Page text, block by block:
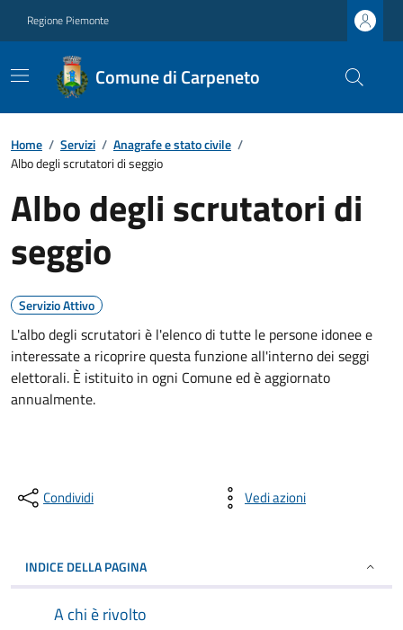
Regione Piemonte
Comune di Carpeneto
Home / Servizi / Anagrafe e stato civile /
Albo degli scrutatori di seggio
Albo degli scrutatori di
seggio
Servizio Attivo
L'albo degli scrutatori è l'elenco di tutte le persone idonee e
interessate a ricoprire questa funzione all'interno dei seggi
elettorali. È istituito in ogni Comune ed è aggiornato
annualmente.
Condividi Vedi azioni
INDICE DELLA PAGINA
A chi è rivolto